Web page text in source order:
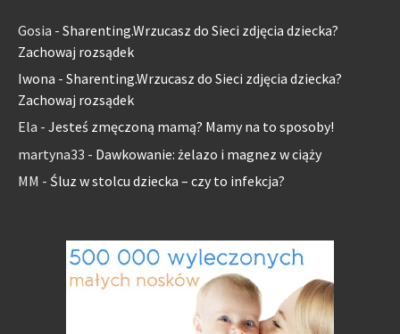
Gosia - Sharenting.Wrzucasz do Sieci zdjęcia dziecka?
Zachowaj rozsądek
Iwona - Sharenting.Wrzucasz do Sieci zdjęcia dziecka?
Zachowaj rozsądek
Ela - Jesteś zmęczoną mamą? Mamy na to sposoby!
martyna33 - Dawkowanie: żelazo i magnez w ciąży
MM - Śluz w stolcu dziecka – czy to infekcja?